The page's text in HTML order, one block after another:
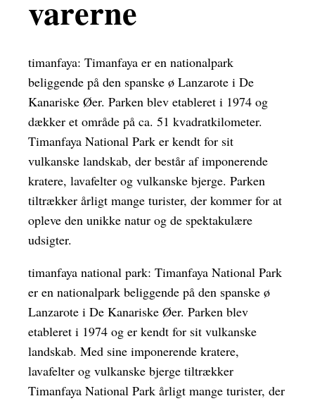
varerne
timanfaya: Timanfaya er en nationalpark
beliggende på den spanske ø Lanzarote i De
Kanariske Øer. Parken blev etableret i 1974 og
dækker et område på ca. 51 kvadratkilometer.
Timanfaya National Park er kendt for sit
vulkanske landskab, der består af imponerende
kratere, lavafelter og vulkanske bjerge. Parken
tiltrækker årligt mange turister, der kommer for at
opleve den unikke natur og de spektakulære
udsigter.
timanfaya national park: Timanfaya National Park
er en nationalpark beliggende på den spanske ø
Lanzarote i De Kanariske Øer. Parken blev
etableret i 1974 og er kendt for sit vulkanske
landskab. Med sine imponerende kratere,
lavafelter og vulkanske bjerge tiltrækker
Timanfaya National Park årligt mange turister, der